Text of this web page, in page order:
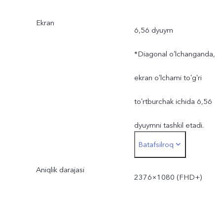
Ekran
6,56 dyuym
*Diagonal oʻlchanganda,
ekran oʻlchami toʻgʻri
toʻrtburchak ichida 6,56
dyuymni tashkil etadi.
Haqiqiy ekran sohasi biroz
kichikroq.
Batafsilroq
Aniqlik darajasi
2376×1080 (FHD+)